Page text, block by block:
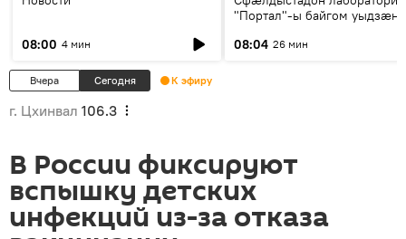
08:00 4 мин
"Портал"-ы байгом уыдзæн
Æхсары куыстыты равдыст
08:04 26 мин
Вчера Сегодня К эфиру
г. Цхинвал 106.3
В России фиксируют
вспышку детских
инфекций из-за отказа